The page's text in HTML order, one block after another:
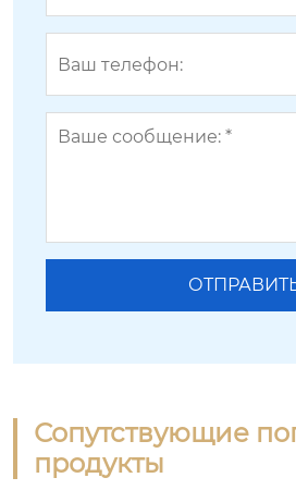
Сопутствующие
продукты